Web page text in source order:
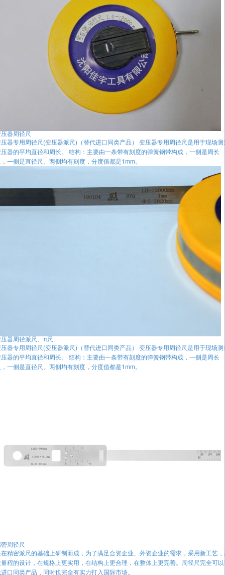
器周径尺
器专用周径尺(变压器派尺)（替代进口同类产品） 变压器专用周径尺是用于现场测
器的平均直径和周长。 结构：主要由一条带有刻度的弹簧钢带构成，一侧是周长
一侧是直径尺。两侧均有刻度，分度值都是1mm。
器周径派尺、π尺
器专用周径尺(变压器派尺)（替代进口同类产品） 变压器专用周径尺是用于现场测
器的平均直径和周长。 结构：主要由一条带有刻度的弹簧钢带构成，一侧是周长
一侧是直径尺。两侧均有刻度，分度值都是1mm。
周径尺
精密派尺的基础上研制而成，为了满足合资企业、外资企业的需求，采用新工艺
程的设计，在规格上更实用，在结构上更合理，在整体上更完善。周径尺完全可
口同类产品，同时也完全有实力打入国际市场。